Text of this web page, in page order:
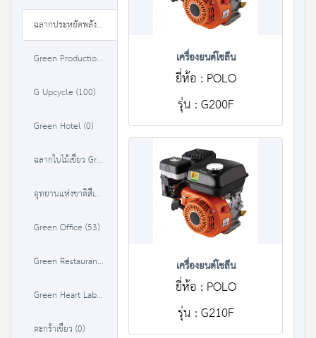
ฉลากประหยัดพลังงานประสิทธิภาพสูง (3238)
Green Production (22)
G Upcycle (100)
Green Hotel (0)
ฉลากใบไม้เขียว Green Leaf (0)
อุทยานแห่งชาติสีเขียว (37)
Green Office (53)
Green Restaurant (35)
Green Heart Label (36)
ตะกร้าเขียว (0)
เครื่องยนต์โซลีน
ยี่ห้อ : POLO
รุ่น : G200F
เครื่องยนต์โซลีน
ยี่ห้อ : POLO
รุ่น : G210F